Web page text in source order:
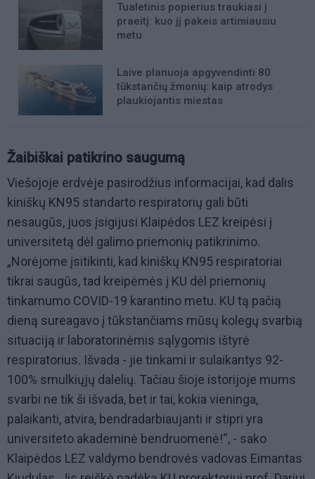
Tualetinis popierius traukiasi į
praeitį: kuo jį pakeis artimiausiu
metu
Laive planuoja apgyvendinti 80
tūkstančių žmonių: kaip atrodys
plaukiojantis miestas
Žaibiškai patikrino saugumą
Viešojoje erdvėje pasirodžius informacijai, kad dalis
kiniškų KN95 standarto respiratorių gali būti
nesaugūs, juos įsigijusi Klaipėdos LEZ kreipėsi į
universitetą dėl galimo priemonių patikrinimo.
„Norėjome įsitikinti, kad kiniškų KN95 respiratoriai
tikrai saugūs, tad kreipėmės į KU dėl priemonių
tinkamumo COVID-19 karantino metu. KU tą pačią
dieną sureagavo į tūkstančiams mūsų kolegų svarbią
situaciją ir laboratorinėmis sąlygomis ištyrė
respiratorius. Išvada - jie tinkami ir sulaikantys 92-
100% smulkiųjų dalelių. Tačiau šioje istorijoje mums
svarbi ne tik ši išvada, bet ir tai, kokia vieninga,
palaikanti, atvira, bendradarbiaujanti ir stipri yra
universiteto akademinė bendruomenė!“, - sako
Klaipėdos LEZ valdymo bendrovės vadovas Eimantas